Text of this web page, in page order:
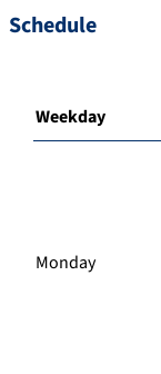
Schedule
Weekday
Monday